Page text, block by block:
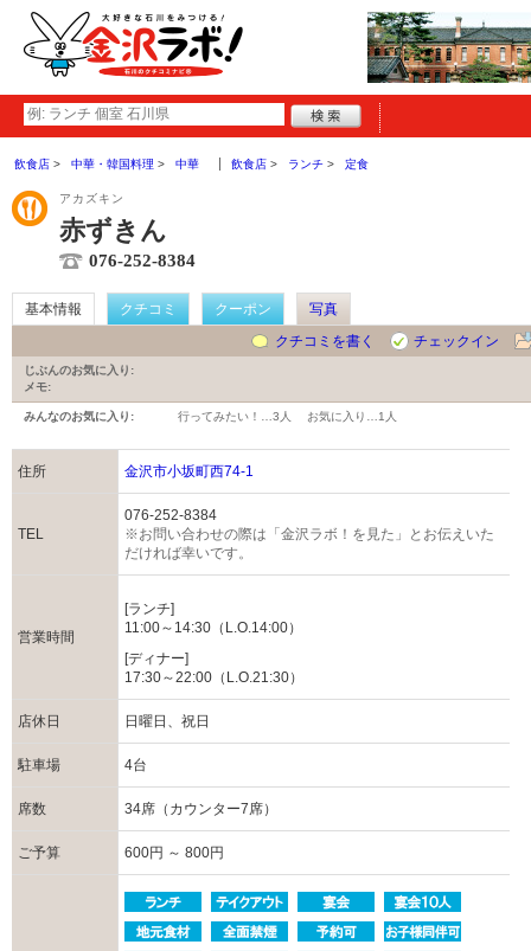
飲食店 中華・韓国料理 中華 飲食店 ランチ 定食
アカズキン
赤ずきん
076-252-8384
基本情報 クチコミ クーポン
写真
クチコミを書く
チェックイン
じぶんのお気に入り:
メモ:
みんなのお気に入り: 行ってみたい！… 3人 お気に入り… 1人
住所 金沢市小坂町西74-1
TEL
076-252-8384
※お問い合わせの際は「金沢ラボ！を見た」とお伝えいた
だければ幸いです。
営業時間
[ランチ]
11:00～14:30（L.O.14:00）
[ディナー]
17:30～22:00（L.O.21:30）
店休日 日曜日、祝日
駐車場 4台
席数 34席（カウンター7席）
ご予算 600円 ～ 800円